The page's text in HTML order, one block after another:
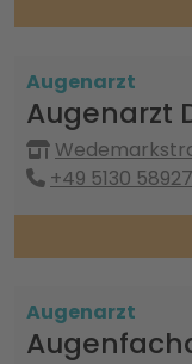
Augenarzt
Augenarzt
+49 5130 58927
Augenarzt